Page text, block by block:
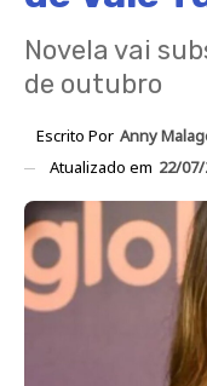
Novela vai
de outubro
Escrito Por Anny
Atualizado em 22/07/